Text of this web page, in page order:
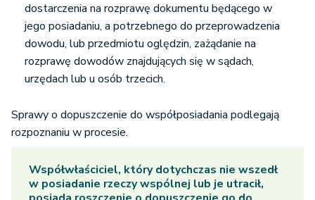
dostarczenia na rozprawę dokumentu będącego w
jego posiadaniu, a potrzebnego do przeprowadzenia
dowodu, lub przedmiotu oględzin, zażądanie na
rozprawę dowodów znajdujących się w sądach,
urzędach lub u osób trzecich.
Sprawy o dopuszczenie do współposiadania podlegają
rozpoznaniu w procesie.
Współwłaściciel, który dotychczas nie wszedł
w posiadanie rzeczy wspólnej lub je utracił,